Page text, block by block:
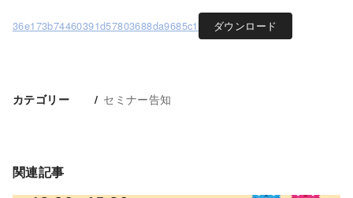
36e173b74460391d57803688da9685c1 ダウンロード
カテゴリー セミナー告知
関連記事